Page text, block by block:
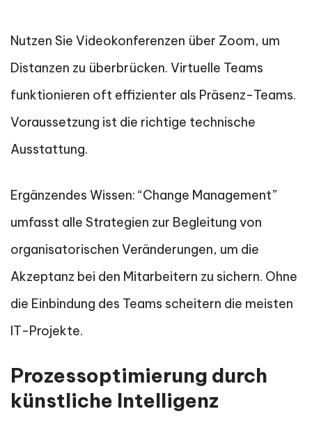
Nutzen Sie Videokonferenzen über Zoom, um
Distanzen zu überbrücken. Virtuelle Teams
funktionieren oft effizienter als Präsenz-Teams.
Voraussetzung ist die richtige technische
Ausstattung.
Ergänzendes Wissen: “Change Management”
umfasst alle Strategien zur Begleitung von
organisatorischen Veränderungen, um die
Akzeptanz bei den Mitarbeitern zu sichern. Ohne
die Einbindung des Teams scheitern die meisten
IT-Projekte.
Prozessoptimierung durch
künstliche Intelligenz